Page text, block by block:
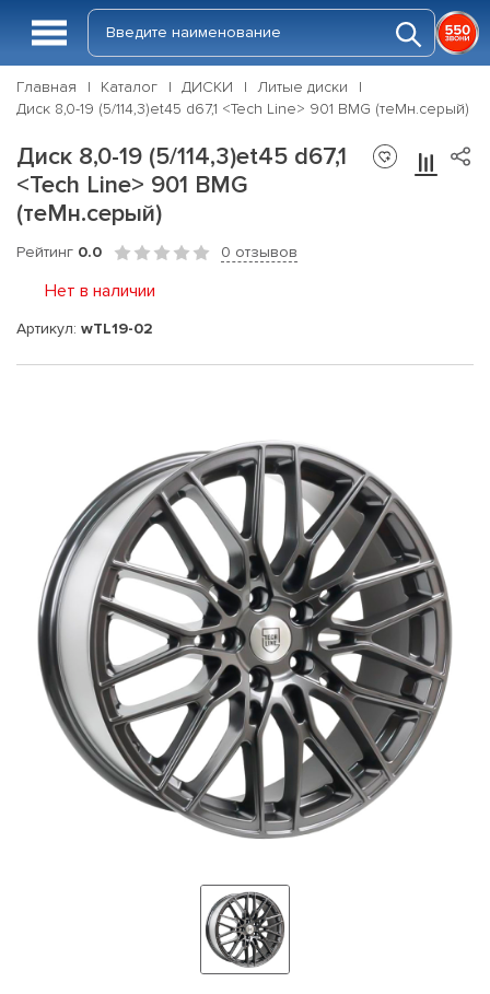
Главная Каталог ДИСКИ
Литые диски
Диск 8,0-19 (5/114,3)et45 d67,1 <Tech Line> 901 BMG (теMн.серый)
Диск 8,0-19 (5/114,3)et45 d67,1
<Tech Line> 901 BMG
(теMн.серый)
Рейтинг 0.0 0 отзывов
Нет в наличии
Артикул: wTL19-02